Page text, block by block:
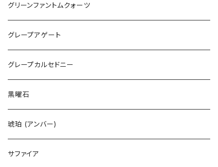
グリーンファントムクォーツ
グレープアゲート
グレープカルセドニー
黒曜石
琥珀 (アンバー)
サファイア